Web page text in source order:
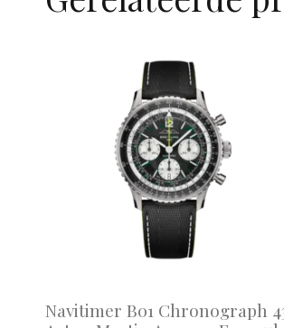
Navitimer B01 Chronograph